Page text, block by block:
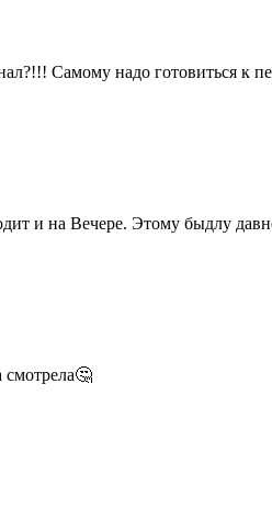
Самому надо готовиться к
и на Вечере. Этому быдлу